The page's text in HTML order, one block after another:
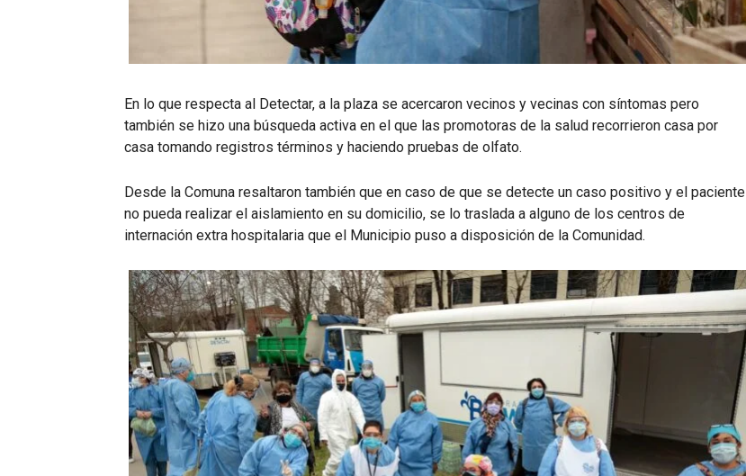
En lo que respecta al Detectar, a la plaza se acercaron vecinos y vecinas con síntomas pero
también se hizo una búsqueda activa en el que las promotoras de la salud recorrieron casa por
casa tomando registros términos y haciendo pruebas de olfato.
Desde la Comuna resaltaron también que en caso de que se detecte un caso positivo y el paciente
no pueda realizar el aislamiento en su domicilio, se lo traslada a alguno de los centros de
internación extra hospitalaria que el Municipio puso a disposición de la Comunidad.